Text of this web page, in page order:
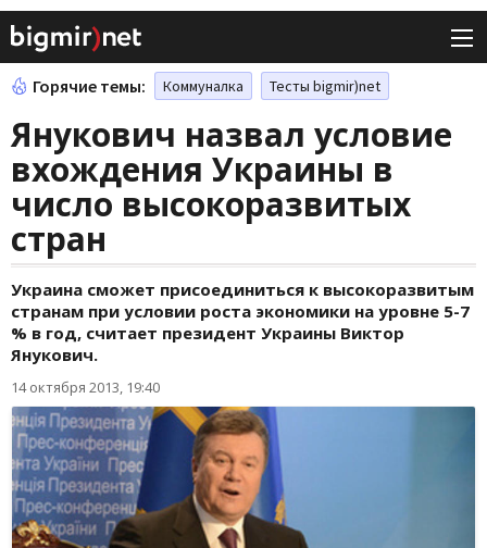
Горячие темы: Коммуналка Тесты bigmir)net
Янукович назвал условие
вхождения Украины в
число высокоразвитых
стран
Украина сможет присоединиться к высокоразвитым
странам при условии роста экономики на уровне 5-7
% в год, считает президент Украины Виктор
Янукович.
14 октября 2013, 19:40